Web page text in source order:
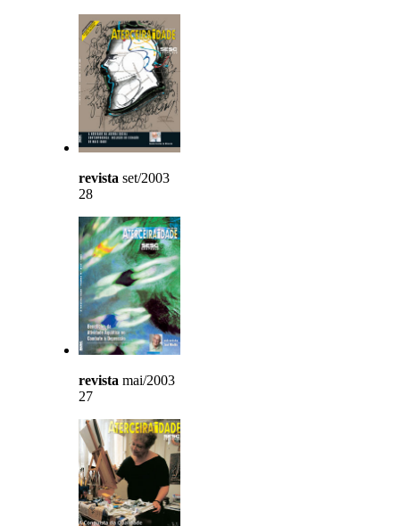
revista set/2003
28
revista mai/2003
27